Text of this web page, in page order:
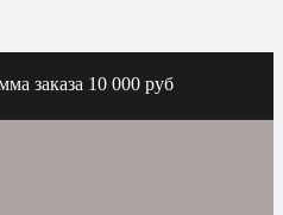
заказа 10 000 руб